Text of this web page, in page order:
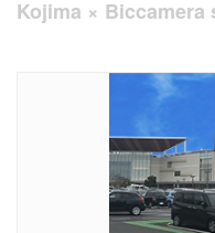
Kojima × Biccamera